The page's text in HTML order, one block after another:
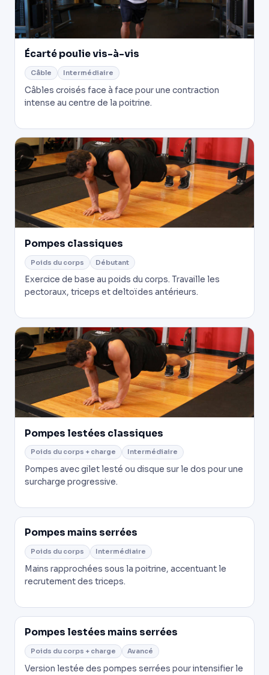
Écarté poulie vis-à-vis
Câble Intermédiaire
Câbles croisés face à face pour une contraction
intense au centre de la poitrine.
Pompes classiques
Poids du corps Débutant
Exercice de base au poids du corps. Travaille les
pectoraux, triceps et deltoïdes antérieurs.
Pompes lestées classiques
Poids du corps + charge Intermédiaire
Pompes avec gilet lesté ou disque sur le dos pour une
surcharge progressive.
Pompes mains serrées
Poids du corps Intermédiaire
Mains rapprochées sous la poitrine, accentuant le
recrutement des triceps.
Pompes lestées mains serrées
Poids du corps + charge Avancé
Version lestée des pompes serrées pour intensifier le